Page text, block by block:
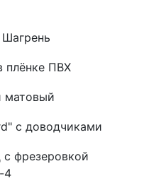
ПВХ
матовый
с доводчиками
с фрезеровкой
4